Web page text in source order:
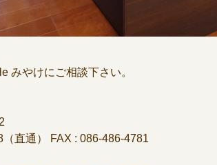
みやけにご相談下さい。
直通）
FAX : 086-486-4781